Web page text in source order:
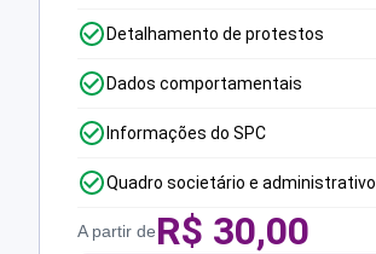
Detalhamento de protestos
Dados comportamentais
Informações do SPC
Quadro societário e administrativo
A partir deR$ 30,00